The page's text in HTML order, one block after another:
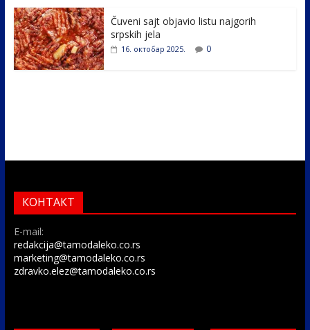
Čuveni sajt objavio listu najgorih
srpskih jela
16. октобар 2025. 0
КОНТАКТ
E-mail:
redakcija@tamodaleko.co.rs
marketing@tamodaleko.co.rs
zdravko.elez@tamodaleko.co.rs